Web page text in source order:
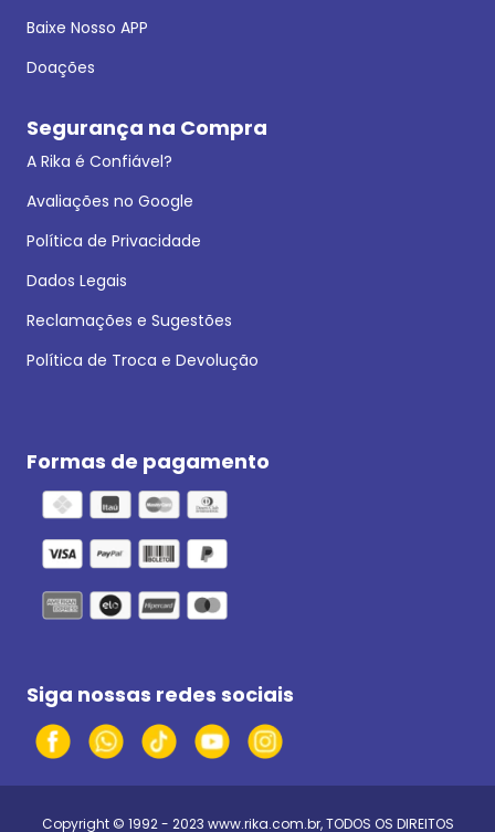
Baixe Nosso APP
Doações
Segurança na Compra
A Rika é Confiável?
Avaliações no Google
Política de Privacidade
Dados Legais
Reclamações e Sugestões
Política de Troca e Devolução
Formas de pagamento
Siga nossas redes sociais
Copyright © 1992 - 2023 www.rika.com.br, TODOS OS DIREITOS